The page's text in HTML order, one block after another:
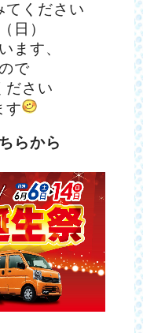
てください
日）
ます、
で
ださい
す
らから